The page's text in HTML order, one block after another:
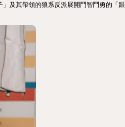
及其帶領的狼系反派展開鬥智鬥勇的「跟